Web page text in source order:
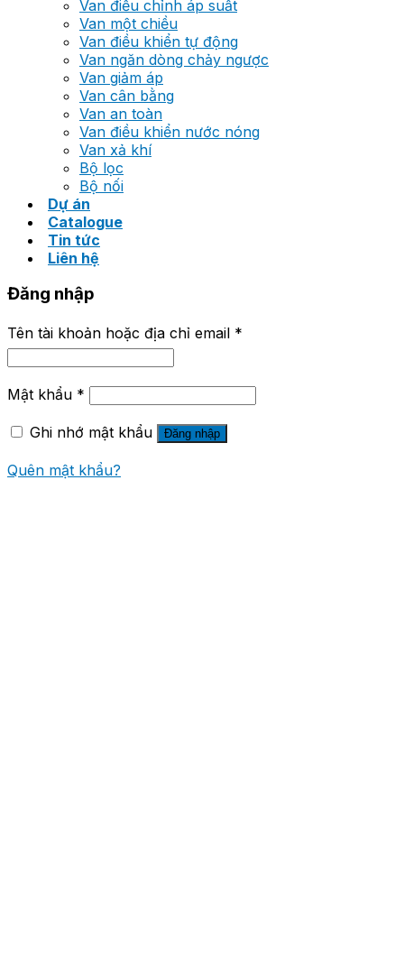
Van điều chỉnh áp suất
Van một chiều
Van điều khiển tự động
Van ngăn dòng chảy ngược
Van giảm áp
Van cân bằng
Van an toàn
Van điều khiển nước nóng
Van xả khí
Bộ lọc
Bộ nối
Dự án
Catalogue
Tin tức
Liên hệ
Đăng nhập
Tên tài khoản hoặc địa chỉ email *
Mật khẩu *
Ghi nhớ mật khẩu Đăng nhập
Quên mật khẩu?